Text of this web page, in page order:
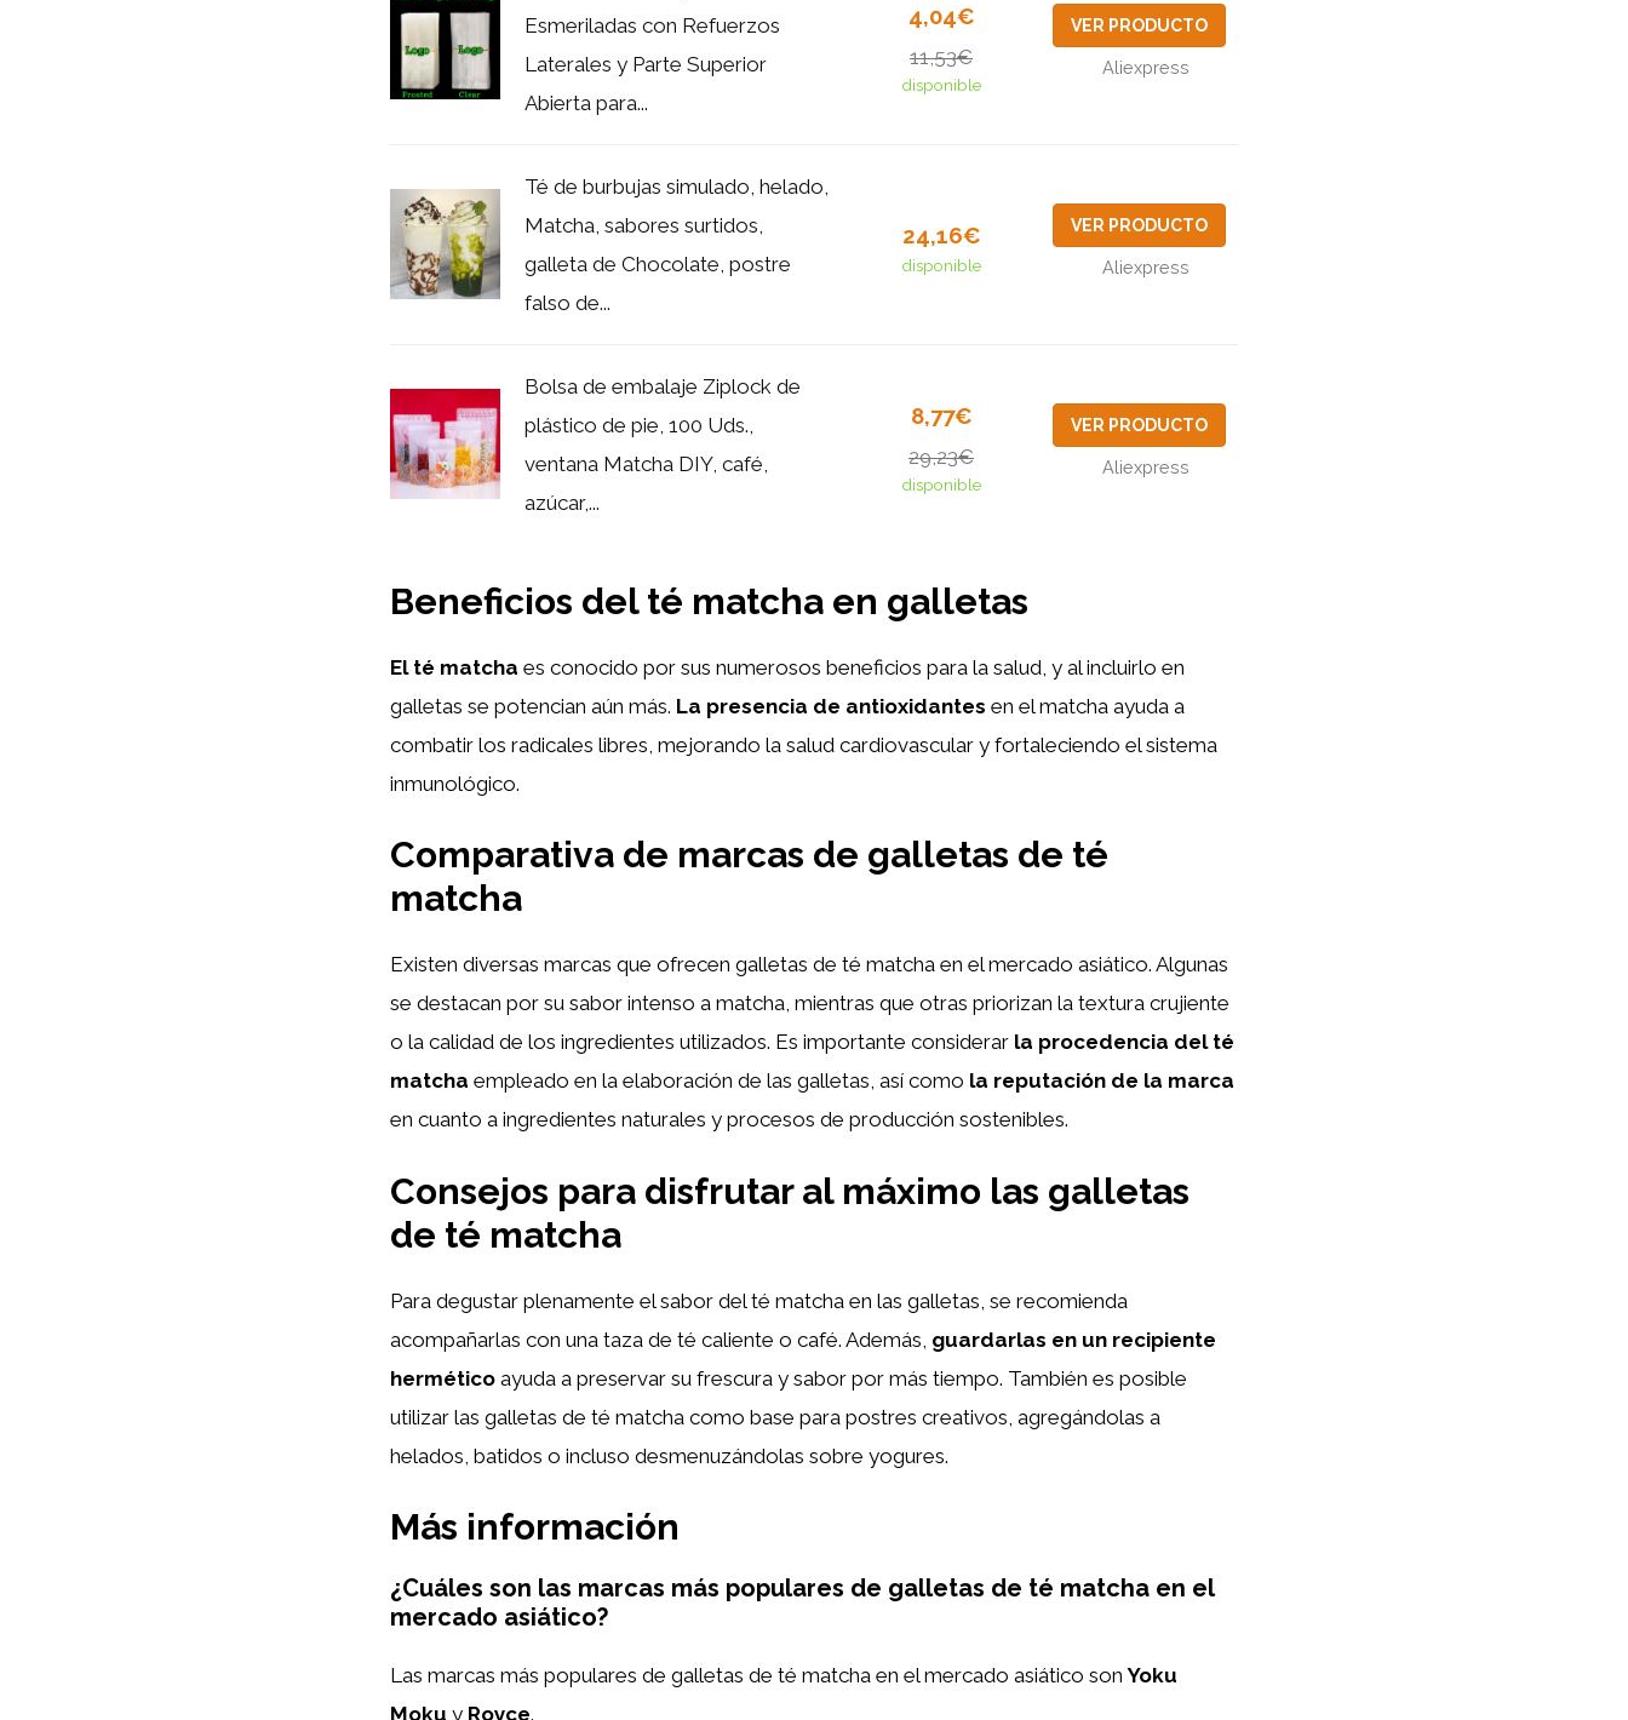
Esmeriladas con Refuerzos
Laterales y Parte Superior
Abierta para...
4,04€
11,53€
disponible
VER PRODUCTO
Aliexpress
Té de burbujas simulado, helado,
Matcha, sabores surtidos,
galleta de Chocolate, postre
falso de...
24,16€
disponible
VER PRODUCTO
Aliexpress
Bolsa de embalaje Ziplock de
plástico de pie, 100 Uds.,
ventana Matcha DIY, café,
azúcar,...
8,77€
29,23€
disponible
VER PRODUCTO
Aliexpress
Beneficios del té matcha en galletas
El té matcha es conocido por sus numerosos beneficios para la salud, y al incluirlo en
galletas se potencian aún más. La presencia de antioxidantes en el matcha ayuda a
combatir los radicales libres, mejorando la salud cardiovascular y fortaleciendo el sistema
inmunológico.
Comparativa de marcas de galletas de té
matcha
Existen diversas marcas que ofrecen galletas de té matcha en el mercado asiático. Algunas
se destacan por su sabor intenso a matcha, mientras que otras priorizan la textura crujiente
o la calidad de los ingredientes utilizados. Es importante considerar la procedencia del té
matcha empleado en la elaboración de las galletas, así como la reputación de la marca
en cuanto a ingredientes naturales y procesos de producción sostenibles.
Consejos para disfrutar al máximo las galletas
de té matcha
Para degustar plenamente el sabor del té matcha en las galletas, se recomienda
acompañarlas con una taza de té caliente o café. Además, guardarlas en un recipiente
hermético ayuda a preservar su frescura y sabor por más tiempo. También es posible
utilizar las galletas de té matcha como base para postres creativos, agregándolas a
helados, batidos o incluso desmenuzándolas sobre yogures.
Más información
¿Cuáles son las marcas más populares de galletas de té matcha en el
mercado asiático?
Las marcas más populares de galletas de té matcha en el mercado asiático sonYoku
Moku y Royce.